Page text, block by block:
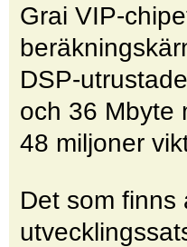
Grai VIP-
DSP-
och 36 Mbyte
48 miljoner
Det som finns